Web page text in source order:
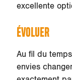
excellente
ÉVOLUER
Au fil du
envies